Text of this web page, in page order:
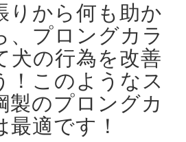
りから何も助か
、プロングカラ
犬の行為を改善
このようなス
製のプロングカ
最適です！